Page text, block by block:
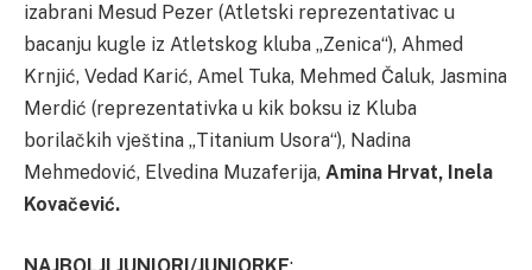
izabrani Mesud Pezer (Atletski reprezentativac u
bacanju kugle iz Atletskog kluba „Zenica“), Ahmed
Krnjić, Vedad Karić, Amel Tuka, Mehmed Čaluk, Jasmina
Merdić (reprezentativka u kik boksu iz Kluba
borilačkih vještina „Titanium Usora“), Nadina
Mehmedović, Elvedina Muzaferija, Amina Hrvat, Inela
Kovačević.